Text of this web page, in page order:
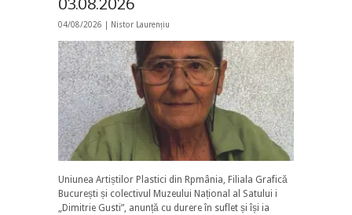
04/08/2026 | Nistor Laurențiu
Uniunea Artiștilor Plastici din Rpmânia, Filiala Grafică
București și colectivul Muzeului Național al Satului i
„Dimitrie Gusti”, anunță cu durere în suflet și își ia